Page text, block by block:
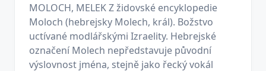
MOLOCH, MELEK Z židovské encyklopedie
Moloch (hebrejsky Molech, král). Božstvo
uctívané modlářskými Izraelity. Hebrejské
označení Molech nepředstavuje původní
výslovnost jména, stejně jako řecký vokál